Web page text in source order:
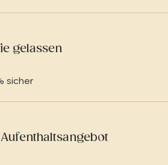
gelassen
sicher